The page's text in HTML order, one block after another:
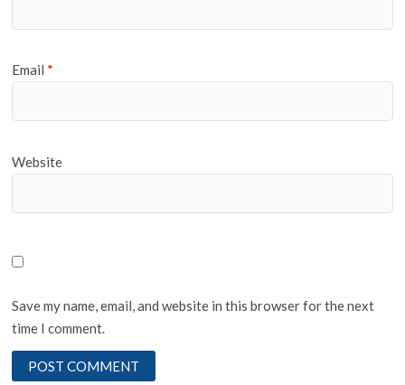
Email *
Website
Save my name, email, and website in this browser for the next
time I comment.